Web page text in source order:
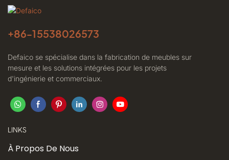
+86-15538026573
Defaico se spécialise dans la fabrication de meubles sur
mesure et les solutions intégrées pour les projets
d'ingénierie et commerciaux.
LINKS
À Propos De Nous